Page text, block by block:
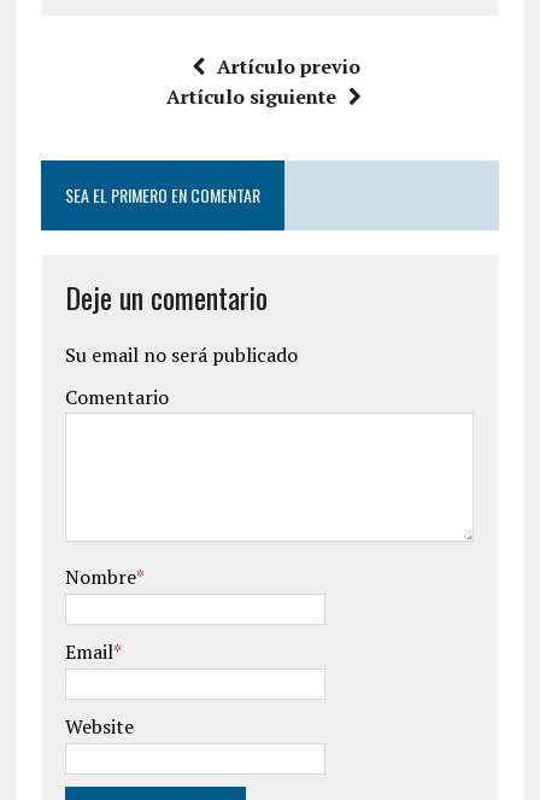
Artículo previo
Artículo siguiente
SEA EL PRIMERO EN COMENTAR
Deje un comentario
Su email no será publicado
Comentario
Nombre*
Email*
Website